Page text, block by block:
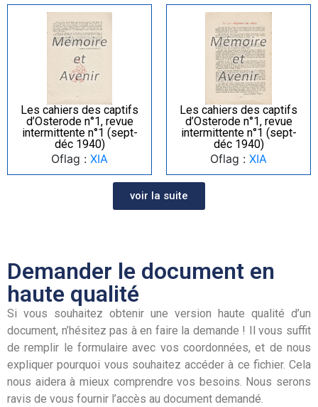
Les cahiers des captifs
d’Osterode n°1, revue
intermittente n°1 (sept-
déc 1940)
Oflag : XIA
Les cahiers des captifs
d’Osterode n°1, revue
intermittente n°1 (sept-
déc 1940)
Oflag : XIA
voir la suite
Demander le document en
haute qualité
Si vous souhaitez obtenir une version haute qualité d’un
document, n’hésitez pas à en faire la demande ! Il vous suffit
de remplir le formulaire avec vos coordonnées, et de nous
expliquer pourquoi vous souhaitez accéder à ce fichier. Cela
nous aidera à mieux comprendre vos besoins. Nous serons
ravis de vous fournir l’accès au document demandé.